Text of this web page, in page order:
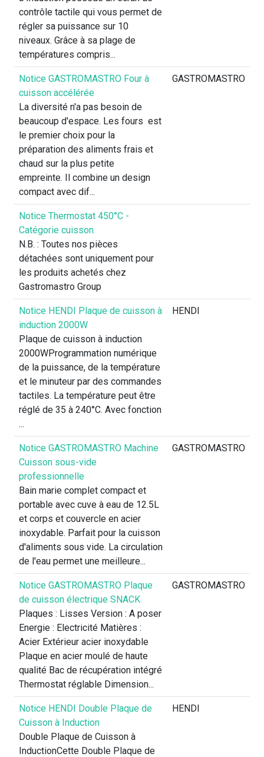
contrôle tactile qui vous permet de
régler sa puissance sur 10
niveaux. Grâce à sa plage de
températures compris...
Notice GASTROMASTRO Four à
cuisson accélérée
La diversité n'a pas besoin de
beaucoup d'espace. Les fours est
le premier choix pour la
préparation des aliments frais et
chaud sur la plus petite
empreinte. Il combine un design
compact avec dif...
GASTROMASTRO
Notice Thermostat 450°C -
Catégorie cuisson
N.B. : Toutes nos pièces
détachées sont uniquement pour
les produits achetés chez
Gastromastro Group
Notice HENDI Plaque de cuisson à
induction 2000W
Plaque de cuisson à induction
2000WProgrammation numérique
de la puissance, de la température
et le minuteur par des commandes
tactiles. La température peut être
réglé de 35 à 240°C. Avec fonction
...
HENDI
Notice GASTROMASTRO Machine
Cuisson sous-vide
professionnelle
Bain marie complet compact et
portable avec cuve à eau de 12.5L
et corps et couvercle en acier
inoxydable. Parfait pour la cuisson
d'aliments sous vide. La circulation
de l'eau permet une meilleure...
GASTROMASTRO
Notice GASTROMASTRO Plaque
de cuisson électrique SNACK
Plaques : Lisses Version : A poser
Energie : Electricité Matières :
Acier Extérieur acier inoxydable
Plaque en acier moulé de haute
qualité Bac de récupération intégré
Thermostat réglable Dimension...
GASTROMASTRO
Notice HENDI Double Plaque de
Cuisson à Induction
Double Plaque de Cuisson à
InductionCette Double Plaque de
HENDI